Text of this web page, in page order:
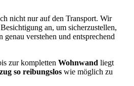
nicht nur auf den Transport. Wir
an, um sicherzustellen,
verstehen und entsprechend
zur kompletten Wohnwand liegt
so reibungslos wie möglich zu